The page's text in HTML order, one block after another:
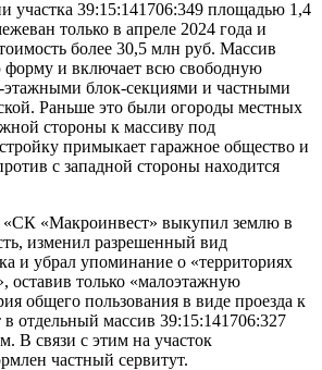
участка 39:15:141706:349 площадью 1,4
только в апреле 2024 года и
более 30,5 млн руб. Массив
форму и включает всю свободную
блок-секциями и частными
Раньше это были огороды местных
стороны к массиву под
примыкает гаражное общество и
с западной стороны находится
«Макроинвест» выкупил землю в
изменил разрешенный вид
и убрал упоминание о «территориях
оставив только «малоэтажную
общего пользования в виде проезда к
отдельный массив 39:15:141706:327
В связи с этим на участок
частный сервитут.